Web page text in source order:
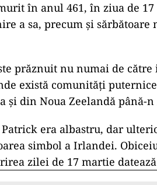
în anul 461, în ziua de
a sa, precum şi sărbătoare
prăznuit nu numai de
există comunităţi
şi din Noua Zeelandă până-
era albastru, dar
simbol a Irlandei.
zilei de 17 martie